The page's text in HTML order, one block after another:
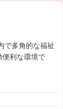
利な環境で